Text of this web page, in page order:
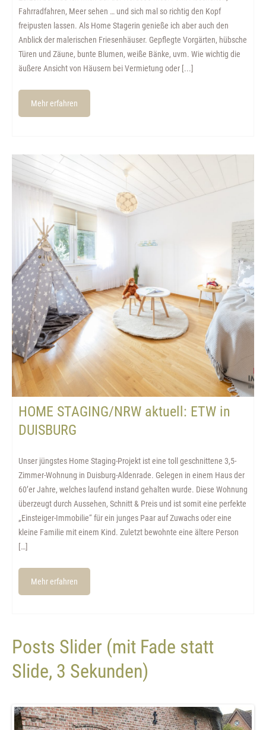
Fahrradfahren, Meer sehen … und sich mal so richtig den Kopf
freipusten lassen. Als Home Stagerin genieße ich aber auch den
Anblick der malerischen Friesenhäuser. Gepflegte Vorgärten, hübsche
Türen und Zäune, bunte Blumen, weiße Bänke, uvm. Wie wichtig die
äußere Ansicht von Häusern bei Vermietung oder [...]
Mehr erfahren
HOME STAGING/NRW aktuell: ETW in
DUISBURG
Unser jüngstes Home Staging-Projekt ist eine toll geschnittene 3,5-
Zimmer-Wohnung in Duisburg-Aldenrade. Gelegen in einem Haus der
60’er Jahre, welches laufend instand gehalten wurde. Diese Wohnung
überzeugt durch Aussehen, Schnitt & Preis und ist somit eine perfekte
„Einsteiger-Immobilie“ für ein junges Paar auf Zuwachs oder eine
kleine Familie mit einem Kind. Zuletzt bewohnte eine ältere Person
[…]
Mehr erfahren
Posts Slider (mit Fade statt
Slide, 3 Sekunden)